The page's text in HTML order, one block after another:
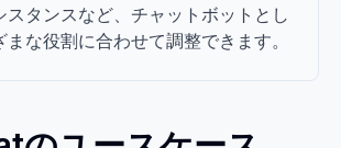
スタンスなど、チャットボットとし
まな役割に合わせて調整できます。